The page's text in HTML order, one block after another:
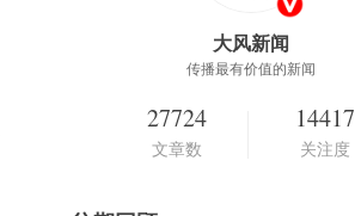
大风新闻
传播最有价值的新闻
27724
文章数
14417
关注度